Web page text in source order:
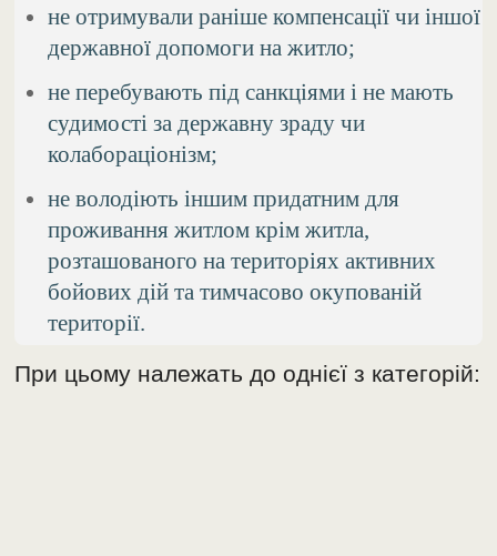
не отримували раніше компенсації чи іншої
державної допомоги на житло;
не перебувають під санкціями і не мають
судимості за державну зраду чи
колабораціонізм;
не володіють іншим придатним для
проживання житлом крім житла,
розташованого на територіях активних
бойових дій та тимчасово окупованій
території.
При цьому належать до однієї з категорій: